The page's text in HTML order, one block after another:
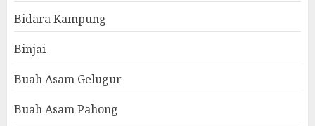
Bidara Kampung
Binjai
Buah Asam Gelugur
Buah Asam Pahong